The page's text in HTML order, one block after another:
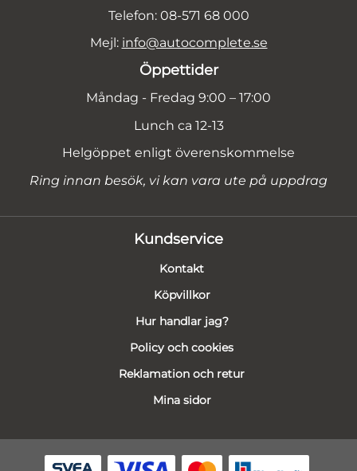
Telefon: 08-571 68 000
Mejl: info@autocomplete.se
Öppettider
Måndag - Fredag 9:00 – 17:00
Lunch ca 12-13
Helgöppet enligt överenskommelse
Ring innan besök, vi kan vara ute på uppdrag
Kundservice
Kontakt
Köpvillkor
Hur handlar jag?
Policy och cookies
Reklamation och retur
Mina sidor